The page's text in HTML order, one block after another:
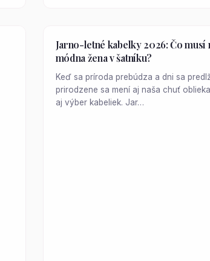
Jarno-letné kabelky 2026: Čo musí
módna žena v šatníku?
Keď sa príroda prebúdza a dni sa
prirodzene sa mení aj naša chuť
aj výber kabeliek. Jar…